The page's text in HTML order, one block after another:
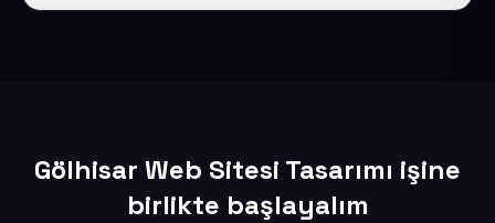
Gölhisar Web Sitesi Tasarımı işine
birlikte başlayalım